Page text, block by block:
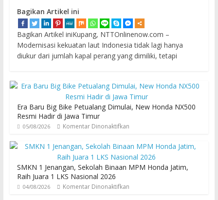
Bagikan Artikel ini
Bagikan Artikel iniKupang, NTTOnlinenow.com –
Modernisasi kekuatan laut Indonesia tidak lagi hanya
diukur dari jumlah kapal perang yang dimiliki, tetapi
Era Baru Big Bike Petualang Dimulai, New Honda NX500
Resmi Hadir di Jawa Timur
05/08/2026 Komentar Dinonaktifkan
SMKN 1 Jenangan, Sekolah Binaan MPM Honda Jatim,
Raih Juara 1 LKS Nasional 2026
04/08/2026 Komentar Dinonaktifkan